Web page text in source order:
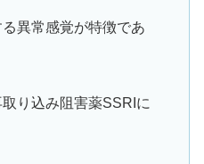
異常感覚が特徴であ
り込み阻害薬SSRIに